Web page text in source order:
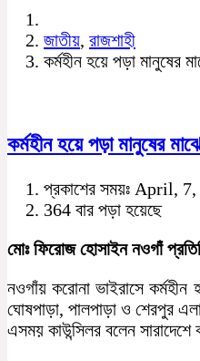
জাতীয়, রাজশাহী
কর্মহীন হয়ে পড়া মানুষের
কর্মহীন হয়ে পড়া মানুষের
প্রকাশের সময়ঃ April,
364 বার পড়া হয়েছে
মোঃ ফিরোজ হোসাইন নওগাঁ
নওগাঁয় করোনা ভাইরাসে
ঘোষপাড়া, পালপাড়া ও শেরপুর
এসময় কাউন্সিলর বলেন